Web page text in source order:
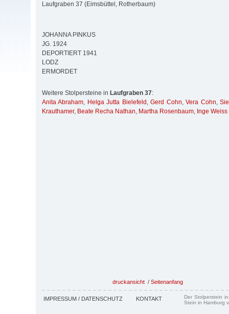
Laufgraben 37 (Eimsbüttel, Rotherbaum)
JOHANNA PINKUS
JG. 1924
DEPORTIERT 1941
LODZ
ERMORDET
Weitere Stolpersteine in Laufgraben 37:
Anita Abraham, Helga Jutta Bielefeld ,Gerd Cohn,Vera Cohn,
Krauthamer, Beate Recha Nathan, Martha Rosenbaum, Inge Weiss
druckansicht / Seitenanfang
IMPRESSUM / DATENSCHUTZ KONTAKT
Der Stolperstein
Stein in Hamburg